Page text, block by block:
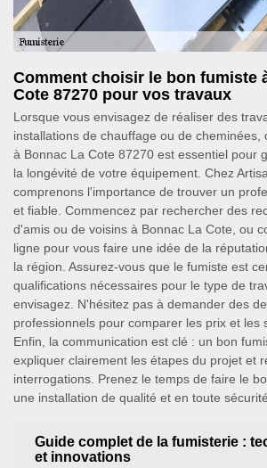
Comment choisir le bon fumiste
Cote 87270 pour vos travaux
Lorsque vous envisagez de réaliser des
installations de chauffage ou de cheminées,
à Bonnac La Cote 87270 est essentiel pour
la longévité de votre équipement. Chez
comprenons l'importance de trouver un
et fiable. Commencez par rechercher des
d'amis ou de voisins à Bonnac La Cote, ou
ligne pour vous faire une idée de la
la région. Assurez-vous que le fumiste est
qualifications nécessaires pour le type de
envisagez. N'hésitez pas à demander des
professionnels pour comparer les prix et les
Enfin, la communication est clé : un bon
expliquer clairement les étapes du projet et
interrogations. Prenez le temps de faire le
une installation de qualité et en toute sécurité.
Guide complet de la fumisterie :
et innovations